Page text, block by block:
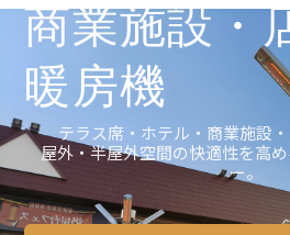
商業施設・
暖房機
テラス席・ホテル・商業施設
屋外・半屋外空間の快適性を高
ー。